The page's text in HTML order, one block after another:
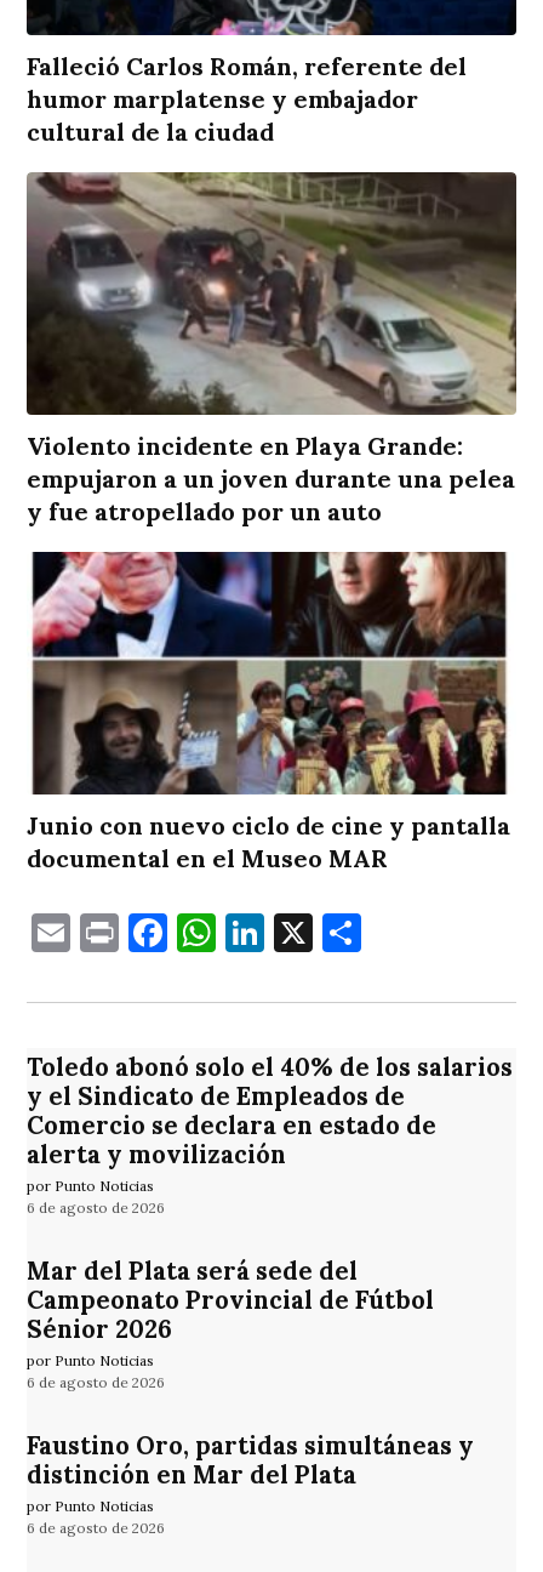
Falleció Carlos Román, referente del
humor marplatense y embajador
cultural de la ciudad
Violento incidente en Playa Grande:
empujaron a un joven durante una pelea
y fue atropellado por un auto
Junio con nuevo ciclo de cine y pantalla
documental en el Museo MAR
EmailPrintFacebook
WhatsApp
LinkedIn
X
Toledo abonó solo el 40% de los salarios
y el Sindicato de Empleados de
Comercio se declara en estado de
alerta y movilización
por Punto Noticias
6 de agosto de 2026
Mar del Plata será sede del
Campeonato Provincial de Fútbol
Sénior 2026
por Punto Noticias
6 de agosto de 2026
Faustino Oro, partidas simultáneas y
distinción en Mar del Plata
por Punto Noticias
6 de agosto de 2026